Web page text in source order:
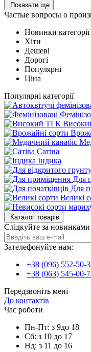
Показати ще
Частые вопросы о
Новинки
Хіти
Дешеві
Дорогі
Популярні
Ціна
Популярні категорії
Сатіва
Індика
Для
Для
Великі
Каталог товарів
Слідкуйте за новинками
Зателефонуйте нам:
+38 (096) 552-50-
+38 (063) 545-00-
Передзвоніть мені
До контактів
Час роботи
Пн-Пт: з 9до 18
Сб: з 10 до 17
Нд: з 11 до 16